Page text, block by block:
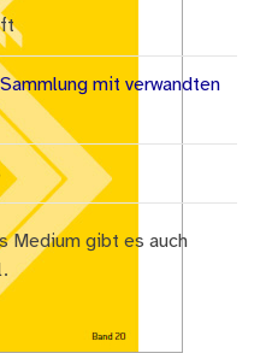
mit verwandten
Medium gibt es auch